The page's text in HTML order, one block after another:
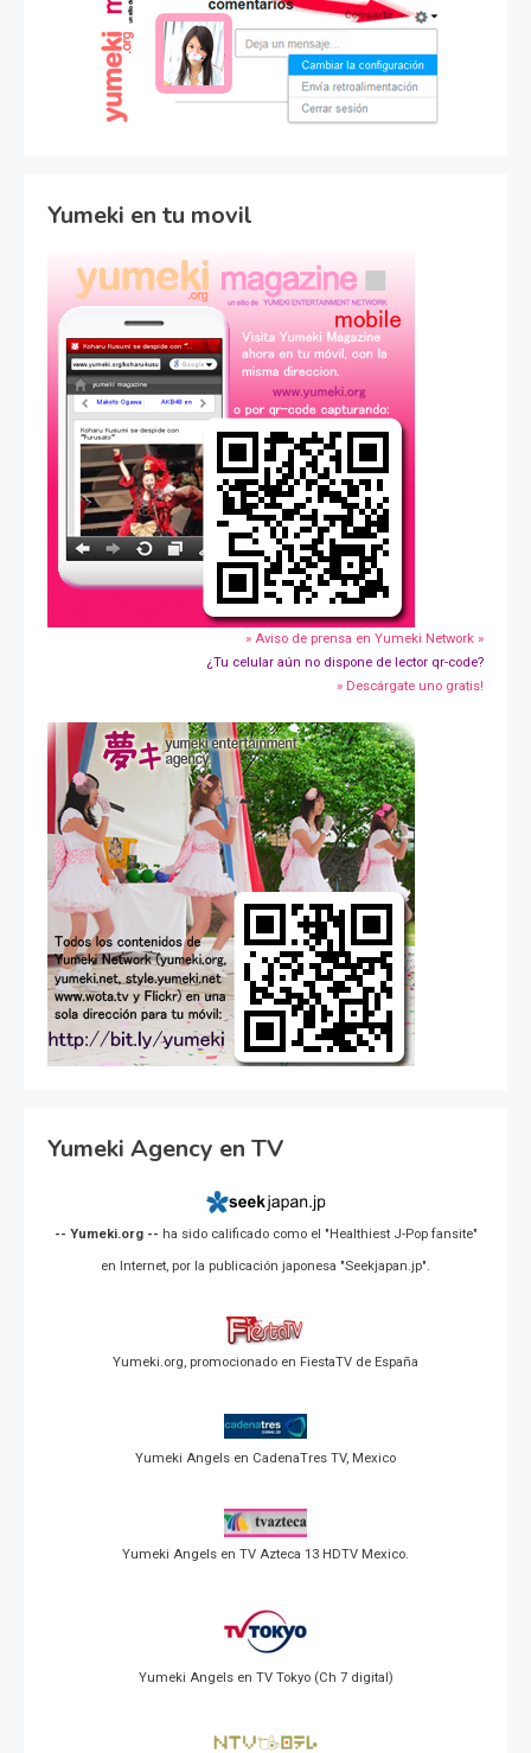
Yumeki en tu movil
» Aviso de prensa en Yumeki Network »
¿Tu celular aún no dispone de lector qr-code?
» Descárgate uno gratis!
Yumeki Agency en TV
-- Yumeki.org -- ha sido calificado como el "Healthiest J-Pop fansite"
en Internet, por la publicación japonesa "Seekjapan.jp".
Yumeki.org, promocionado en FiestaTV de España
Yumeki Angels en CadenaTres TV, Mexico
Yumeki Angels en TV Azteca 13 HDTV Mexico.
Yumeki Angels en TV Tokyo (Ch 7 digital)